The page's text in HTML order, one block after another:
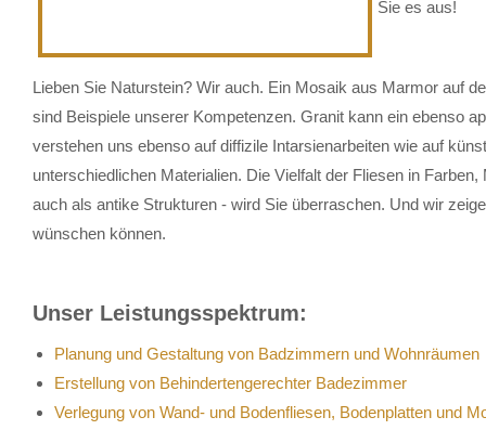
Sie es aus!
Lieben Sie Naturstein? Wir auch. Ein Mosaik aus Marmor auf
sind Beispiele unserer Kompetenzen. Granit kann ein ebenso
verstehen uns ebenso auf diffizile Intarsienarbeiten wie auf
unterschiedlichen Materialien. Die Vielfalt der Fliesen in
auch als antike Strukturen - wird Sie überraschen. Und wir
wünschen können.
Unser Leistungsspektrum:
Planung und Gestaltung von Badzimmern und Wohnräumen
Erstellung von Behindertengerechter Badezimmer
Verlegung von Wand- und Bodenfliesen, Bodenplatten und